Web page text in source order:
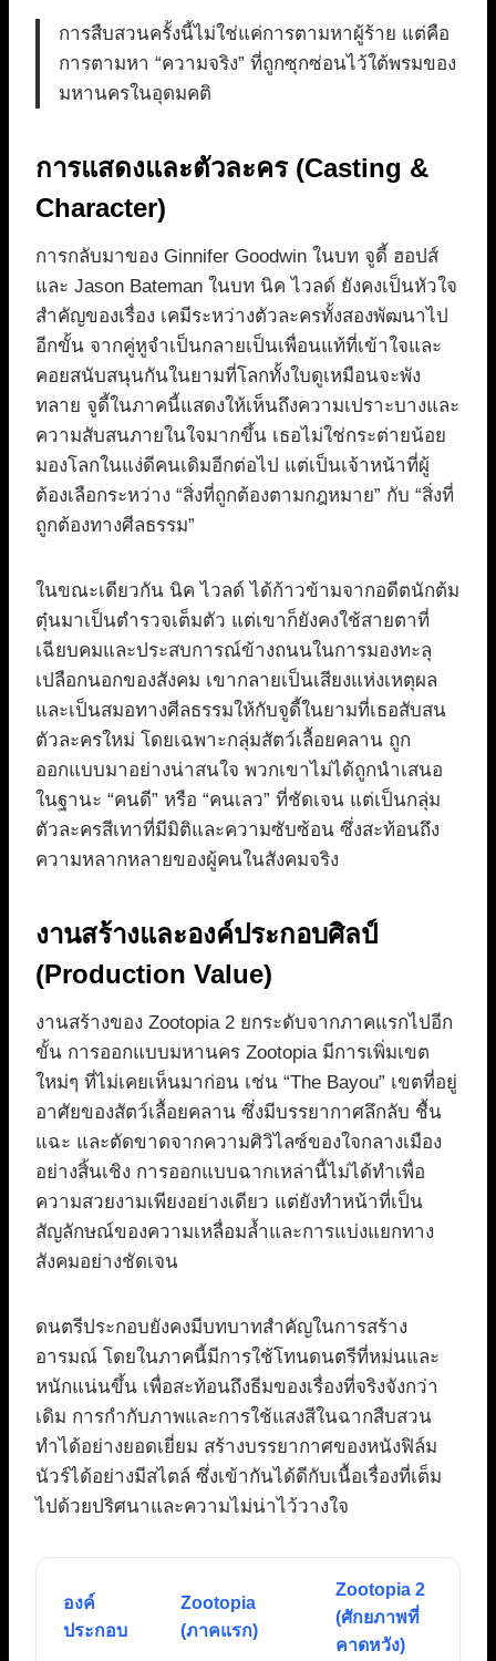
การสืบสวนครั้งนี้ไม่ใช่แค่การตามหาผู้ร้าย แต่คือ
การตามหา “ความจริง” ที่ถูกซุกซ่อนไว้ใต้พรมของ
มหานครในอุดมคติ
การแสดงและตัวละคร (Casting &
Character)
การกลับมาของ Ginnifer Goodwin ในบท จูดี้ ฮอปส์
และ Jason Bateman ในบท นิค ไวลด์ ยังคงเป็นหัวใจ
สำคัญของเรื่อง เคมีระหว่างตัวละครทั้งสองพัฒนาไป
อีกขั้น จากคู่หูจำเป็นกลายเป็นเพื่อนแท้ที่เข้าใจและ
คอยสนับสนุนกันในยามที่โลกทั้งใบดูเหมือนจะพัง
ทลาย จูดี้ในภาคนี้แสดงให้เห็นถึงความเปราะบางและ
ความสับสนภายในใจมากขึ้น เธอไม่ใช่กระต่ายน้อย
มองโลกในแง่ดีคนเดิมอีกต่อไป แต่เป็นเจ้าหน้าที่ผู้
ต้องเลือกระหว่าง “สิ่งที่ถูกต้องตามกฎหมาย” กับ “สิ่งที่
ถูกต้องทางศีลธรรม”
ในขณะเดียวกัน นิค ไวลด์ ได้ก้าวข้ามจากอดีตนักต้ม
ตุ๋นมาเป็นตำรวจเต็มตัว แต่เขาก็ยังคงใช้สายตาที่
เฉียบคมและประสบการณ์ข้างถนนในการมองทะลุ
เปลือกนอกของสังคม เขากลายเป็นเสียงแห่งเหตุผล
และเป็นสมอทางศีลธรรมให้กับจูดี้ในยามที่เธอสับสน
ตัวละครใหม่ โดยเฉพาะกลุ่มสัตว์เลื้อยคลาน ถูก
ออกแบบมาอย่างน่าสนใจ พวกเขาไม่ได้ถูกนำเสนอ
ในฐานะ “คนดี” หรือ “คนเลว” ที่ชัดเจน แต่เป็นกลุ่ม
ตัวละครสีเทาที่มีมิติและความซับซ้อน ซึ่งสะท้อนถึง
ความหลากหลายของผู้คนในสังคมจริง
งานสร้างและองค์ประกอบศิลป์
(Production Value)
งานสร้างของ Zootopia 2 ยกระดับจากภาคแรกไปอีก
ขั้น การออกแบบมหานคร Zootopia มีการเพิ่มเขต
ใหม่ๆ ที่ไม่เคยเห็นมาก่อน เช่น “The Bayou” เขตที่อยู่
อาศัยของสัตว์เลื้อยคลาน ซึ่งมีบรรยากาศลึกลับ ชื้น
แฉะ และตัดขาดจากความศิวิไลซ์ของใจกลางเมือง
อย่างสิ้นเชิง การออกแบบฉากเหล่านี้ไม่ได้ทำเพื่อ
ความสวยงามเพียงอย่างเดียว แต่ยังทำหน้าที่เป็น
สัญลักษณ์ของความเหลื่อมล้ำและการแบ่งแยกทาง
สังคมอย่างชัดเจน
ดนตรีประกอบยังคงมีบทบาทสำคัญในการสร้าง
อารมณ์ โดยในภาคนี้มีการใช้โทนดนตรีที่หม่นและ
หนักแน่นขึ้น เพื่อสะท้อนถึงธีมของเรื่องที่จริงจังกว่า
เดิม การกำกับภาพและการใช้แสงสีในฉากสืบสวน
ทำได้อย่างยอดเยี่ยม สร้างบรรยากาศของหนังฟิล์ม
นัวร์ได้อย่างมีสไตล์ ซึ่งเข้ากันได้ดีกับเนื้อเรื่องที่เต็ม
ไปด้วยปริศนาและความไม่น่าไว้วางใจ
องค์
ประกอบ
Zootopia
(ภาคแรก)
Zootopia 2
(ศักยภาพที่
คาดหวัง)